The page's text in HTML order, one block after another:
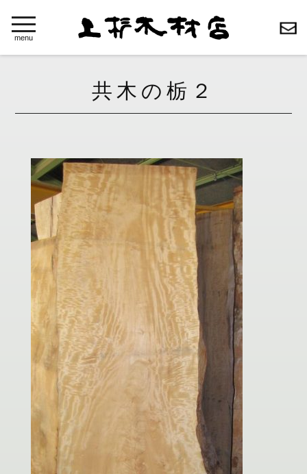
toggle
navigation
menu
共木の栃２